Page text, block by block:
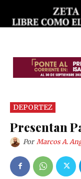
DEPORTEZ
Presentan
Por Marcos A.